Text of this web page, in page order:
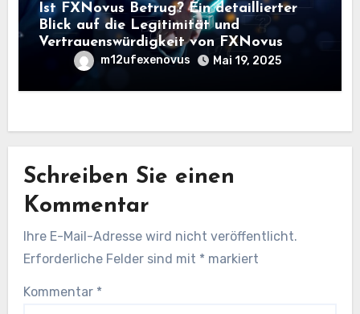
Ist FXNovus Betrug? Ein detaillierter
Blick auf die Legitimität und
Vertrauenswürdigkeit von FXNovus
m12ufexenovus Mai 19, 2025
Schreiben Sie einen
Kommentar
Ihre E-Mail-Adresse wird nicht veröffentlicht.
Erforderliche Felder sind mit * markiert
Kommentar *